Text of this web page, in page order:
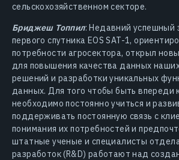
сельскохозяйственном секторе.
Бриджеш Топпил: Недавний успешный
первого спутника EOS SAT-1,
потребности агросектора, открыл
для повышения качества данных
решений и разработки уникальных
данных. Для того чтобы быть впереди
необходимо постоянно учиться и
поддерживать постоянную связь с
понимания их потребностей и
штатные ученые и специалисты
разработок (R&D) работают над